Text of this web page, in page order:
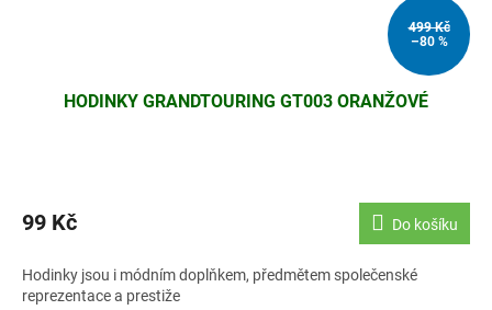
499 Kč
–80 %
HODINKY GRANDTOURING GT003 ORANŽOVÉ
99 Kč Do košíku
Hodinky jsou i módním doplňkem, předmětem společenské
reprezentace a prestiže